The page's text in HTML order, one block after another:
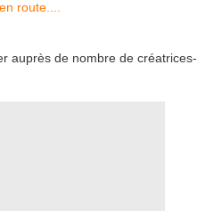
auprès de nombre de créatrices-